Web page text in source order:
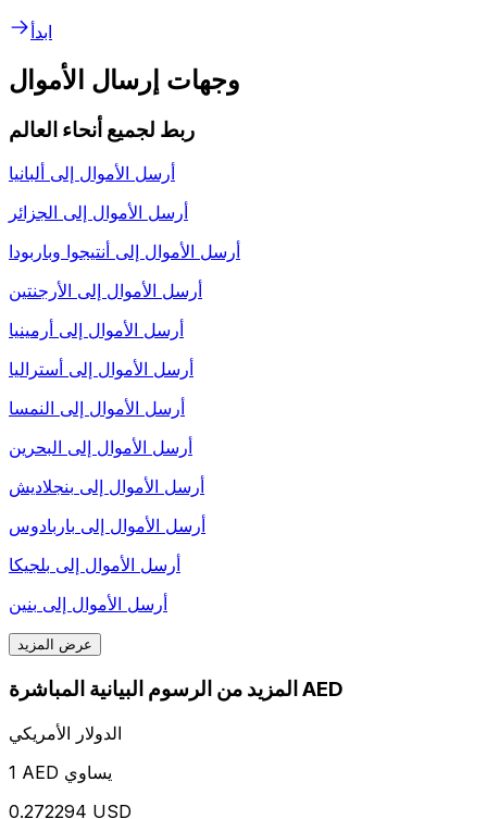
ابدأ
وجهات إرسال الأموال
ربط لجميع أنحاء العالم
أرسل الأموال إلى ألبانيا
أرسل الأموال إلى الجزائر
أرسل الأموال إلى أنتيجوا وباربودا
أرسل الأموال إلى الأرجنتين
أرسل الأموال إلى أرمينيا
أرسل الأموال إلى أستراليا
أرسل الأموال إلى النمسا
أرسل الأموال إلى البحرين
أرسل الأموال إلى بنجلاديش
أرسل الأموال إلى باربادوس
أرسل الأموال إلى بلجيكا
أرسل الأموال إلى بنين
عرض المزيد
المزيد من الرسوم البيانية المباشرة AED
الدولار الأمريكي
1 AED يساوي
0.272294 USD